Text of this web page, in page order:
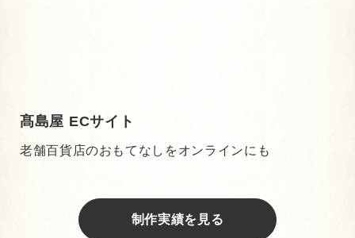
髙島屋 ECサイト
老舗百貨店のおもてなしをオンラインにも
制作実績を見る